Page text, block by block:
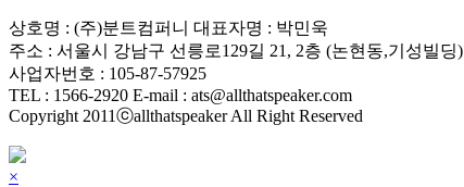
상호명 : (주)분트컴퍼니 대표자명 : 박민욱
주소 : 서울시 강남구 선릉로129길 21, 2층 (논현동,기성빌딩)
사업자번호 : 105-87-57925
TEL : 1566-2920 E-mail : ats@allthatspeaker.com
Copyright 2011ⓒallthatspeaker All Right Reserved
×